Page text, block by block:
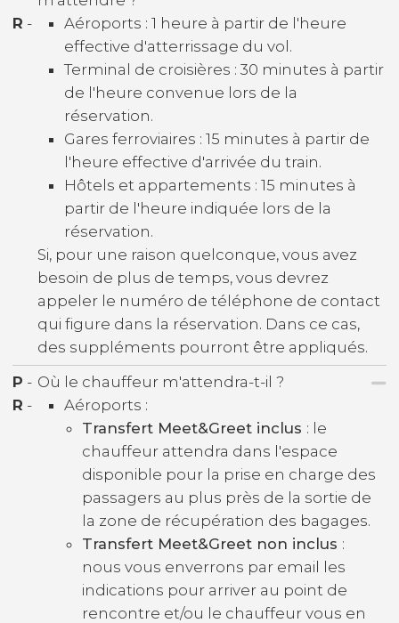
R -
Aéroports : 1 heure à partir de l'heure
effective d'atterrissage du vol.
Terminal de croisières : 30 minutes à partir
de l'heure convenue lors de la
réservation.
Gares ferroviaires : 15 minutes à partir de
l'heure effective d'arrivée du train.
Hôtels et appartements : 15 minutes à
partir de l'heure indiquée lors de la
réservation.
Si, pour une raison quelconque, vous avez
besoin de plus de temps, vous devrez
appeler le numéro de téléphone de contact
qui figure dans la réservation. Dans ce cas,
des suppléments pourront être appliqués.
P - Où le chauffeur m'attendra-t-il ?
R -
Aéroports :
Transfert Meet&Greet inclus : le
chauffeur attendra dans l'espace
disponible pour la prise en charge des
passagers au plus près de la sortie de
la zone de récupération des bagages.
Transfert Meet&Greet non inclus :
nous vous enverrons par email les
indications pour arriver au point de
rencontre et/ou le chauffeur vous en